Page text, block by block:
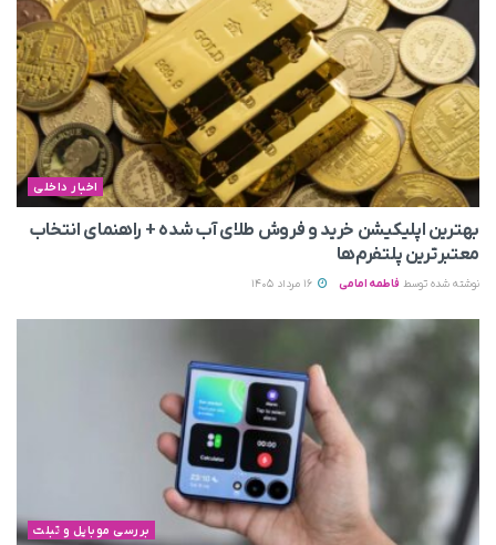
اخبار داخلی
بهترین اپلیکیشن خرید و فروش طلای آب شده + راهنمای انتخاب
معتبرترین پلتفرم‌ها
نوشته شده توسط فاطمه امامی
بررسی موبایل و تبلت